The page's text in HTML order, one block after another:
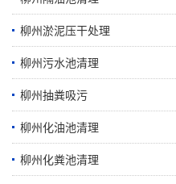
柳州淤泥压干处理
柳州污水池清理
柳州抽粪吸污
柳州化油池清理
柳州化粪池清理